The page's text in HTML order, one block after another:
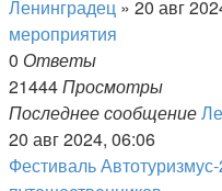
Ленинградец » 20 авг
мероприятия
0 Ответы
21444Просмотры
Последнее сообщение
20 авг 2024, 06:06
Фестиваль